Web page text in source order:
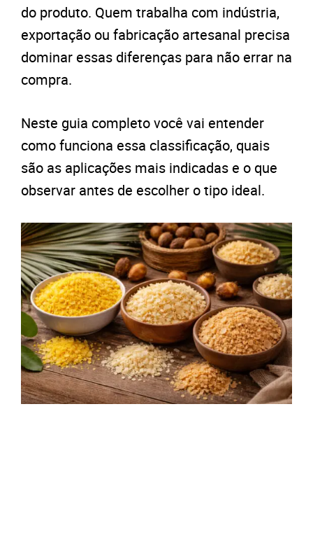
do produto. Quem trabalha com indústria,
exportação ou fabricação artesanal precisa
dominar essas diferenças para não errar na
compra.
Neste guia completo você vai entender
como funciona essa classificação, quais
são as aplicações mais indicadas e o que
observar antes de escolher o tipo ideal.